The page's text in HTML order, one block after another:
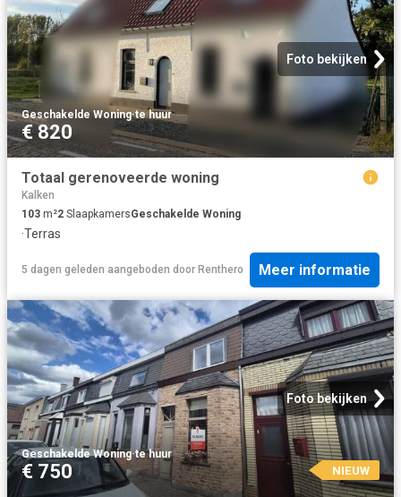
Foto bekijken
Geschakelde Woning·te huur
€ 820
Totaal gerenoveerde woning
Kalken
103 m²2 SlaapkamersGeschakelde Woning
·Terras
5 dagen geleden aangeboden door Renthero Meer informatie
Foto bekijken
Geschakelde Woning·te huur
€ 750 NIEUW